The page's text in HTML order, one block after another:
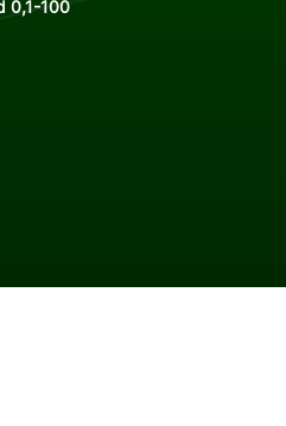
0,1-100